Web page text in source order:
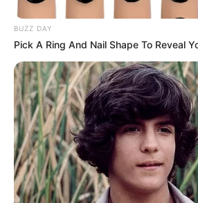
(foto: felipedecastro)
BUZZ DAY
Pick A Ring And Nail Shape To Reveal